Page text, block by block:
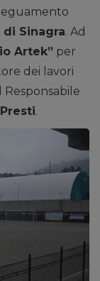
di Sinagra. Ad
Artek” per
dei lavori
Responsabile
.